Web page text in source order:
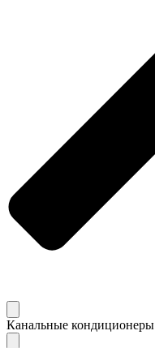
Канальные кондиционеры